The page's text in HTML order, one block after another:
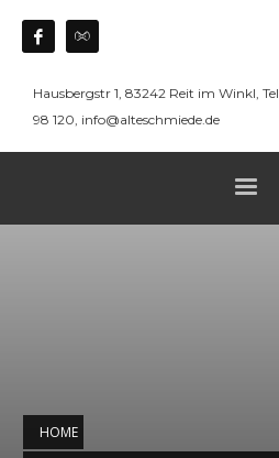
Hausbergstr 1, 83242 Reit im Winkl,
98 120, info@alteschmiede.de
HOME